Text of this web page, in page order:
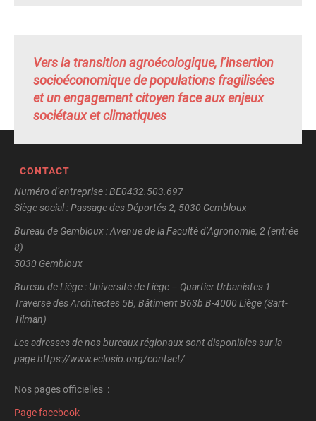
Vers la transition agroécologique, l’insertion
socioéconomique de populations fragilisées
et un engagement citoyen face aux enjeux
sociétaux et climatiques
CONTACT
Numéro d’entreprise : BE0432.503.697
Siège social : Passage des Déportés 2, 5030 Gembloux
Bureau de Gembloux : Avenue de la Faculté d’Agronomie, 2 (entrée
8)
5030 Gembloux
Bureau de Liège : Université de Liège – Quartier Urbanistes 1
Traverse des Architectes 5B, Bâtiment B63b B-4000 Liège (Sart-
Tilman)
Les adresses de nos bureaux régionaux sont disponibles sur la
page https://www.eclosio.ong/contact/
Nos pages officielles :
Page facebook